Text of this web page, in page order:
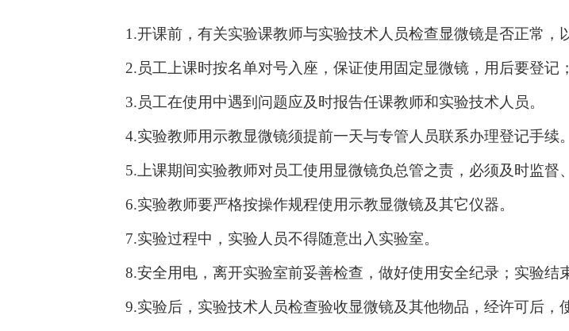
1.开课前，有关实验课教师与实验技术人员检查显微镜是否正常，
2.员工上课时按名单对号入座，保证使用固定显微镜，用后要登记
3.员工在使用中遇到问题应及时报告任课教师和实验技术人员。
4.实验教师用示教显微镜须提前一天与专管人员联系办理登记手续。
5. 上课期间实验教师对员工使用显微镜负总管之责，必须及时监督
6.实验教师要严格按操作规程使用示教显微镜及其它仪器。
7.实验过程中，实验人员不得随意出入实验室。
8.安全用电，离开实验室前妥善检查，做好使用安全纪录；实验结
9.实验后，实验技术人员检查验收显微镜及其他物品，经许可后，